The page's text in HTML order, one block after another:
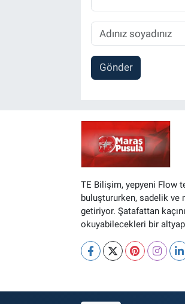
Gönder
TE Bilişim, yepyeni Flow
buluştururken, sadelik ve
getiriyor. Şatafattan
okuyabilecekleri bir